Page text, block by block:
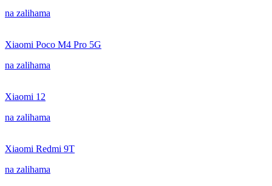
na zalihama
Xiaomi Poco M4 Pro 5G
na zalihama
Xiaomi 12
na zalihama
Xiaomi Redmi 9T
na zalihama